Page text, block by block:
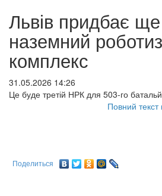
Львів придбає
наземний
комплекс
31.05.2026 14:26
Це буде третій НРК для 503-го
Повний
Поделиться